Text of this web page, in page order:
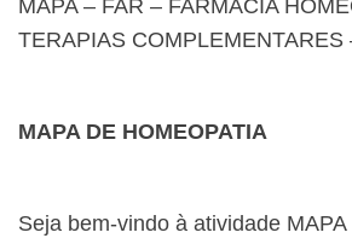
MAPA – FAR – FARMÁCIA
TERAPIAS COMPLEMENTARES
MAPA DE HOMEOPATIA
Seja bem-vindo à atividade